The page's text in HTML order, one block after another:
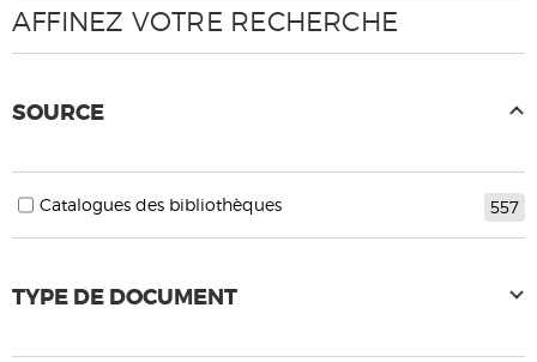
AFFINEZ VOTRE RECHERCHE
SOURCE
557
Catalogues des bibliothèques
TYPE DE DOCUMENT